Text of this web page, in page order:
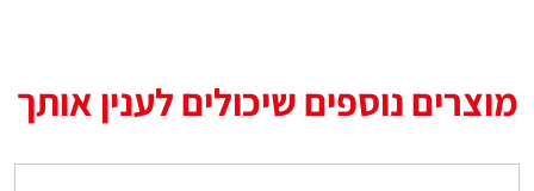
מוצרים נוספים שיכולים לענין אותך